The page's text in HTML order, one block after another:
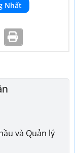
và Quản lý
Nhất